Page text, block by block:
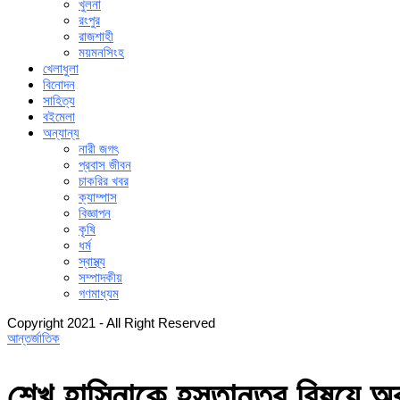
খুলনা
রংপুর
রাজশাহী
ময়মনসিংহ
খেলাধুলা
বিনোদন
সাহিত্য
বইমেলা
অন্যান্য
নারী জগৎ
প্রবাস জীবন
চাকরির খবর
ক্যাম্পাস
বিজ্ঞাপন
কৃষি
ধর্ম
স্বাস্থ্য
সম্পাদকীয়
গণমাধ্যম
Copyright 2021 - All Right Reserved
আন্তর্জাতিক